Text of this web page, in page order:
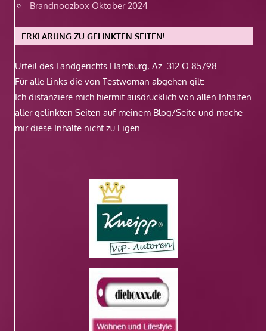
Brandnoozbox Oktober 2024
ERKLÄRUNG ZU GELINKTEN SEITEN!
Urteil des Landgerichts Hamburg, Az. 312 O 85/98
Für alle Links die von Testwoman abgehen gilt:
Ich distanziere mich hiermit ausdrücklich von allen Inhalten
aller gelinkten Seiten auf meinem Blog/Seite und mache
mir diese Inhalte nicht zu Eigen.